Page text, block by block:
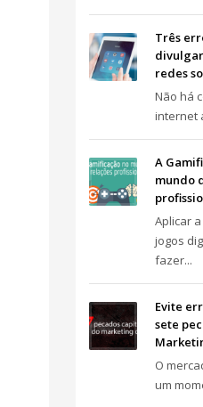
Três
redes
Não há
internet
A
mundo
Aplicar
jogos
fazer...
Evite
sete
O
um